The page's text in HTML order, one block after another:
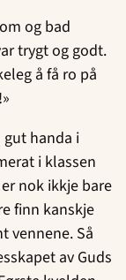
og bad
trygt og godt.
å få ro på
handa i
i klassen
nok ikkje bare
finn kanskje
vennene. Så
av Guds